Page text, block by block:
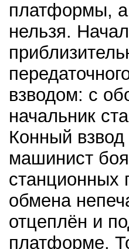
платформы,
нельзя.
взводом: с
начальник
Конный
машинист
станционных
обмена
отцеплён и
платформе.